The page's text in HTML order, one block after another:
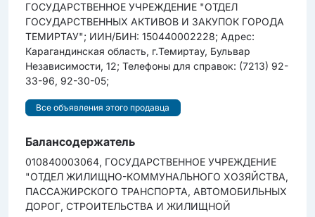
ГОСУДАРСТВЕННОЕ УЧРЕЖДЕНИЕ "ОТДЕЛ
ГОСУДАРСТВЕННЫХ АКТИВОВ И ЗАКУПОК ГОРОДА
ТЕМИРТАУ"; ИИН/БИН: 150440002228; Адрес:
Карагандинская область, г.Темиртау, Бульвар
Независимости, 12; Телефоны для справок: (7213) 92-
33-96, 92-30-05;
Все объявления этого продавца
Балансодержатель
010840003064, ГОСУДАРСТВЕННОЕ УЧРЕЖДЕНИЕ
"ОТДЕЛ ЖИЛИЩНО-КОММУНАЛЬНОГО ХОЗЯЙСТВА,
ПАССАЖИРСКОГО ТРАНСПОРТА, АВТОМОБИЛЬНЫХ
ДОРОГ, СТРОИТЕЛЬСТВА И ЖИЛИЩНОЙ